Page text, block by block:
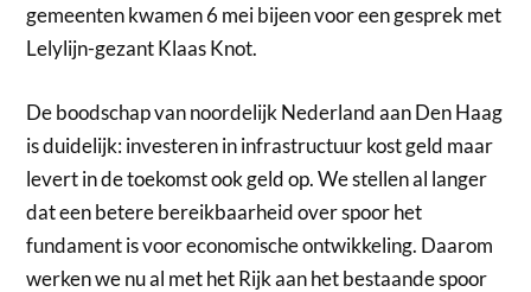
gemeenten kwamen 6 mei bijeen voor een gesprek met
Lelylijn-gezant Klaas Knot.
De boodschap van noordelijk Nederland aan Den Haag
is duidelijk: investeren in infrastructuur kost geld maar
levert in de toekomst ook geld op. We stellen al langer
dat een betere bereikbaarheid over spoor het
fundament is voor economische ontwikkeling. Daarom
werken we nu al met het Rijk aan het bestaande spoor